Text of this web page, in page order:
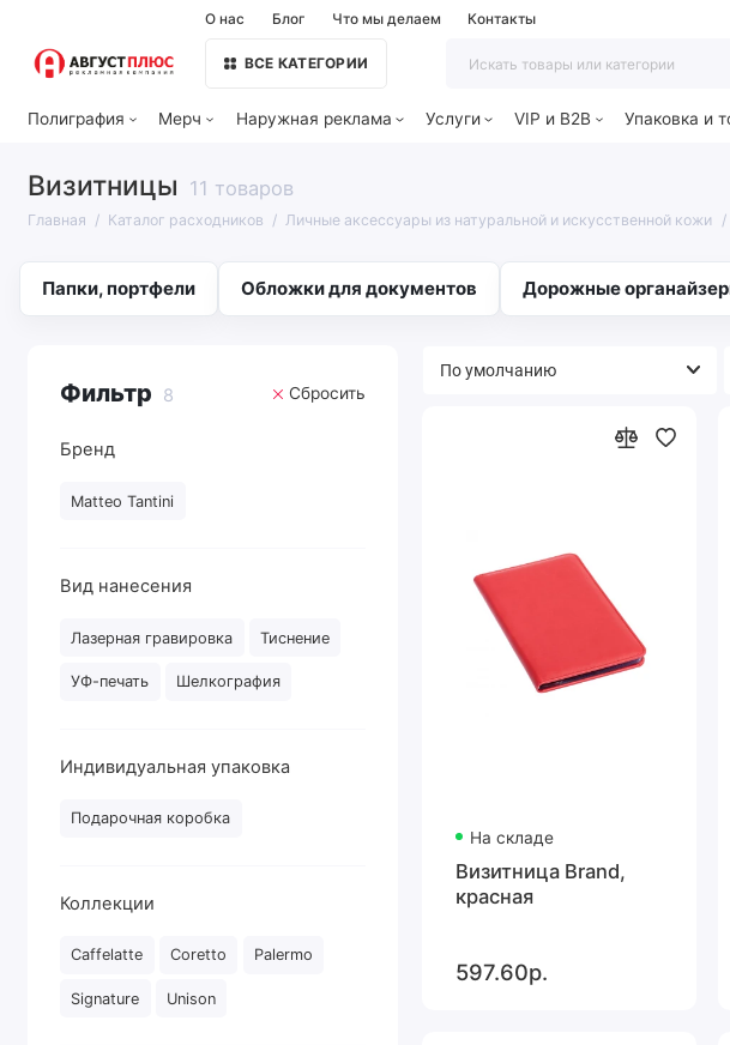
О нас Блог Что мы делаем Контакты
ВСЕ КАТЕГОРИИ
Полиграфия Мерч Наружная реклама Услуги VIP и B2B Упаковка и
Визитницы 11 товаров
Главная Каталог расходников Личные аксессуары из натуральной и искусственной кожи
Папки, портфели Обложки для документов Дорожные
Фильтр 8 Сбросить
Бренд
Matteo Tantini
Вид нанесения
Лазерная гравировка Тиснение
УФ-печать Шелкография
Индивидуальная упаковка
Подарочная коробка
Коллекции
Caffelatte Coretto Palermo
Signature Unison
На складе
Визитница Brand,
красная
597.60р.